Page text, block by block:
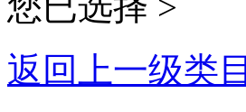
返回上一级类目